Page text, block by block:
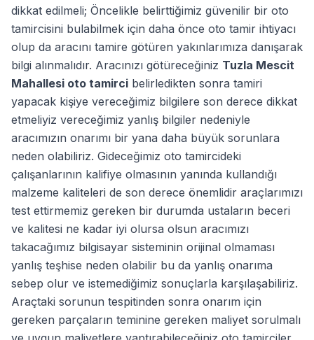
dikkat edilmeli; Öncelikle belirttiğimiz güvenilir bir oto
tamircisini bulabilmek için daha önce oto tamir ihtiyacı
olup da aracını tamire götüren yakınlarımıza danışarak
bilgi alınmalıdır. Aracınızı götüreceğiniz Tuzla Mescit
Mahallesi oto tamirci belirledikten sonra tamiri
yapacak kişiye vereceğimiz bilgilere son derece dikkat
etmeliyiz vereceğimiz yanlış bilgiler nedeniyle
aracımızın onarımı bir yana daha büyük sorunlara
neden olabiliriz. Gideceğimiz oto tamircideki
çalışanlarının kalifiye olmasının yanında kullandığı
malzeme kaliteleri de son derece önemlidir araçlarımızı
test ettirmemiz gereken bir durumda ustaların beceri
ve kalitesi ne kadar iyi olursa olsun aracımızı
takacağımız bilgisayar sisteminin orijinal olmaması
yanlış teşhise neden olabilir bu da yanlış onarıma
sebep olur ve istemediğimiz sonuçlarla karşılaşabiliriz.
Araçtaki sorunun tespitinden sonra onarım için
gereken parçaların teminine gereken maliyet sorulmalı